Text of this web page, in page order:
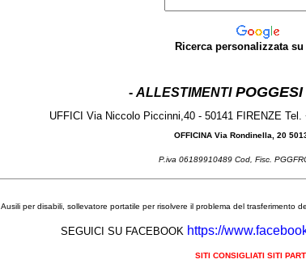
Ricerca personalizzata su
- ALLESTIMENTIPOGGESI
UFFICI Via Niccolo Piccinni,40 - 50141 FIRENZE Tel.
OFFICINA Via Rondinella, 20
P.iva 06189910489 Cod, Fisc.
Ausili per disabili, sollevatore portatile per risolvere il problema del trasferimento
SEGUICI SU FACEBOOK https://
SITI CONSIGLIATI SITI